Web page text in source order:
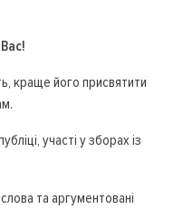
краще його присвятити
участі у зборах із
та аргументовані